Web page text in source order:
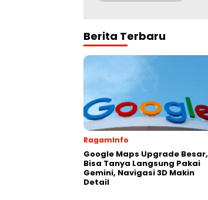
Berita Terbaru
RagamInfo
Google Maps Upgrade Besar,
Bisa Tanya Langsung Pakai
Gemini, Navigasi 3D Makin
Detail